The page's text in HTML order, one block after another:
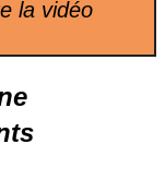
la vidéo